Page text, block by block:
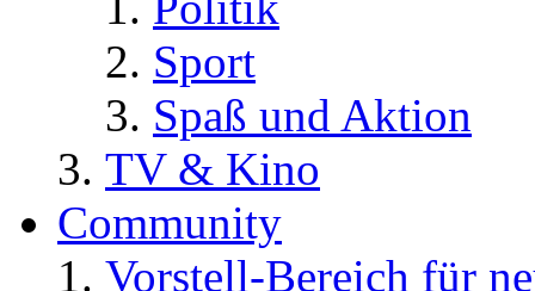
Sport
Spaß und Aktion
TV & Kino
Community
Vorstell-Bereich für